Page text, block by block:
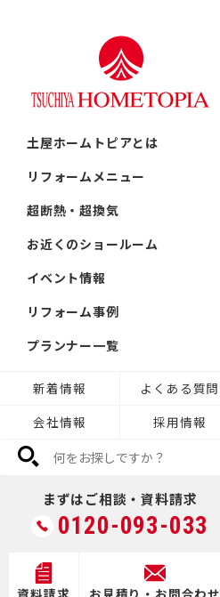
土屋ホームトピアとは
リフォームメニュー
超断熱・超換気
お近くのショールーム
イベント情報
リフォーム事例
プランナー一覧
新着情報
よくある質問
会社情報
採用情報
まずはご相談・資料請求
0120-093-033
資料請求 お見積り・お問合わせ